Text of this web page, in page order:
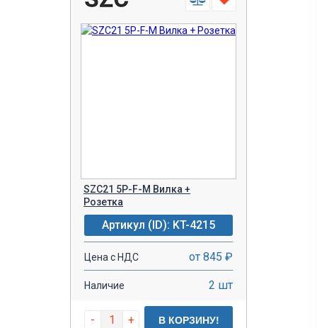
SZC21 5P-F-M Вилка +
Розетка
Артикул (ID): KT-4215
Цена с НДС от 845 ₽
Наличие 2 шт
- + В КОРЗИНУ!